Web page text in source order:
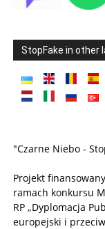
StopFake in other
"Czarne Niebo -
Projekt
ramach konkursu
RP „Dyplomacja
europejski i